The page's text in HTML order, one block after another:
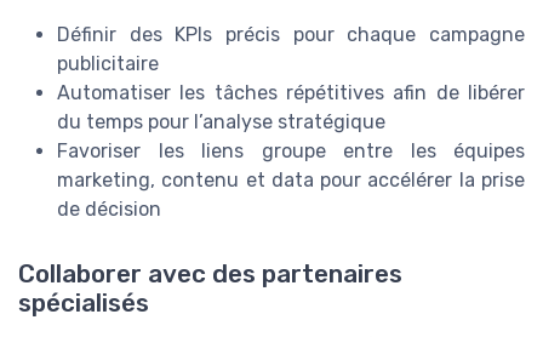
Définir des KPIs précis pour chaque campagne
publicitaire
Automatiser les tâches répétitives afin de libérer
du temps pour l’analyse stratégique
Favoriser les liens groupe entre les équipes
marketing, contenu et data pour accélérer la prise
de décision
Collaborer avec des partenaires
spécialisés